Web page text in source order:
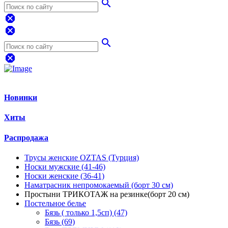
search
dangerous
dangerous
search
dangerous
Новинки
Хиты
Распродажа
Трусы женские OZTAS (Турция)
Носки мужские (41-46)
Носки женские (36-41)
Наматрасник непромокаемый (борт 30 см)
Простыни ТРИКОТАЖ на резинке(борт 20 см)
Постельное белье
Бязь ( только 1,5сп) (47)
Бязь (69)